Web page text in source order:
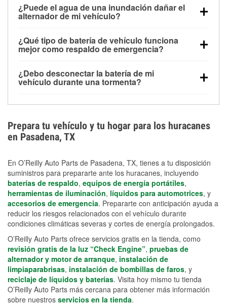
alimentar pequeños accesorios durante un tiempo
limitado, pero el uso repetido sin conducir el vehículo
contar con un equipo de carga de respaldo para
cortes prolongados.
¿Puede el agua de una inundación dañar el
alternador de mi vehículo?
parte baja del compartimento del motor y pueden
dañarse si se sumergen, lo que puede provocar una
días después de la exposición.
¿Qué tipo de batería de vehículo funciona
mejor como respaldo de emergencia?
para aplicaciones de ciclo profundo porque son
selladas, resistentes a las vibraciones y más
¿Debo desconectar la batería de mi
vehículo durante una tormenta?
los daños por inundación. Evitar el agua estancada y
preparar opciones de carga de respaldo son
medidas de protección más efectivas.
Prepara tu vehículo y tu hogar para los huracanes
en Pasadena, TX
En O’Reilly Auto Parts de Pasadena, TX, tienes a tu disposición
suministros para prepararte ante los huracanes, incluyendo
baterías de respaldo, equipos de energía portátiles,
herramientas de iluminación, líquidos para automotrices, y
accesorios de emergencia. Prepararte con anticipación ayuda a
reducir los riesgos relacionados con el vehículo durante
condiciones climáticas severas y cortes de energía prolongados.
O’Reilly Auto Parts ofrece servicios gratis en la tienda, como
revisión gratis de la luz “Check Engine”, pruebas de
alternador y motor de arranque, instalación de
limpiaparabrisas, instalación de bombillas de faros, y
reciclaje de líquidos y baterías. Visita hoy mismo tu tienda
O’Reilly Auto Parts más cercana para obtener más información
sobre nuestros servicios en la tienda.